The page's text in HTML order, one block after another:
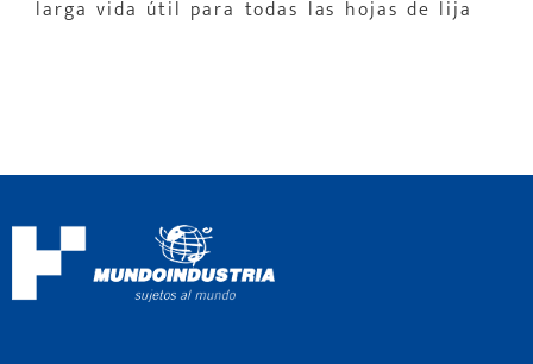
larga vida útil para todas las hojas de lija